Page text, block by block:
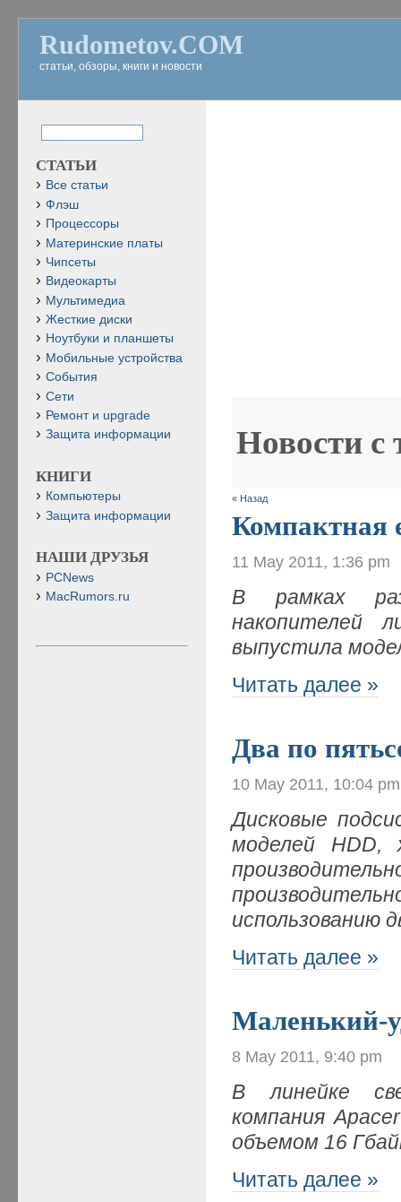
Rudometov.COM
статьи, обзоры, книги и новости
Новости с
« Назад
Компактная
11 May 2011, 1:36 pm
В рамках
накопителей
выпустила
Читать далее »
Два по
10 May 2011, 10:04 pm
Дисковые
моделей HDD,
использованию
Читать далее »
Маленький-
8 May 2011, 9:40 pm
В линейке
компания
объемом 16
Читать далее »
СТАТЬИ
Все статьи
Флэш
Процессоры
Материнские платы
Чипсеты
Видеокарты
Мультимедиа
Жесткие диски
Ноутбуки и планшеты
Мобильные устройства
События
Сети
Ремонт и upgrade
Защита информации
КНИГИ
Компьютеры
Защита информации
НАШИ ДРУЗЬЯ
PCNews
MacRumors.ru